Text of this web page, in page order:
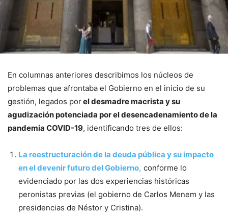
En columnas anteriores describimos los núcleos de
problemas que afrontaba el Gobierno en el inicio de su
gestión, legados porel desmadre macrista y su
agudización potenciada por el desencadenamiento de la
pandemia COVID-19, identificando tres de ellos:
La reestructuración de la deuda pública y su impacto
en el devenir futuro del Gobierno, conforme lo
evidenciado por las dos experiencias históricas
peronistas previas (el gobierno de Carlos Menem y las
presidencias de Néstor y Cristina).